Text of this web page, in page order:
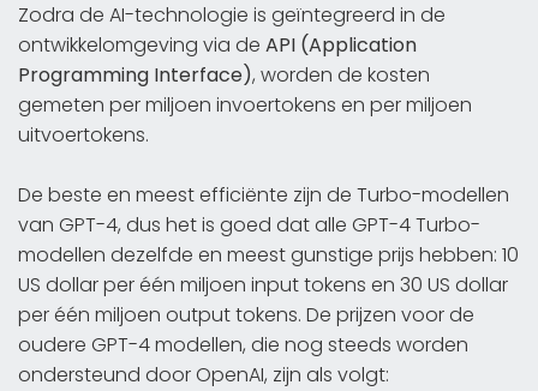
Zodra de AI-technologie is geïntegreerd in de
ontwikkelomgeving via de API (Application
Programming Interface), worden de kosten
gemeten per miljoen invoertokens en per miljoen
uitvoertokens.
De beste en meest efficiënte zijn de Turbo-modellen
van GPT-4, dus het is goed dat alle GPT-4 Turbo-
modellen dezelfde en meest gunstige prijs hebben: 10
US dollar per één miljoen input tokens en 30 US dollar
per één miljoen output tokens. De prijzen voor de
oudere GPT-4 modellen, die nog steeds worden
ondersteund door OpenAI, zijn als volgt: